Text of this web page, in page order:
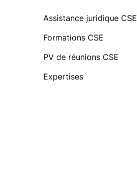
Assistance juridique CSE
Formations CSE
PV de réunions CSE
Expertises